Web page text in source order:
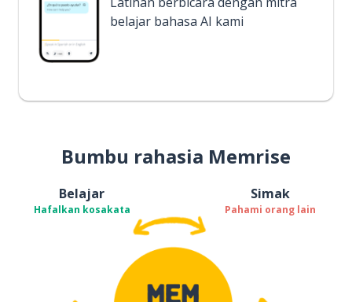
belajar bahasa AI kami
Bumbu rahasia Memrise
Belajar
Hafalkan kosakata
Simak
Pahami orang lain